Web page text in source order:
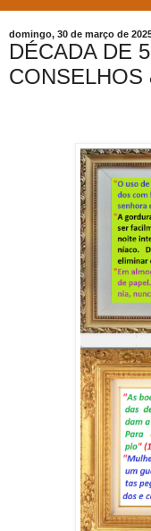
domingo, 30 de março de
DÉCADA DE
CONSELHOS